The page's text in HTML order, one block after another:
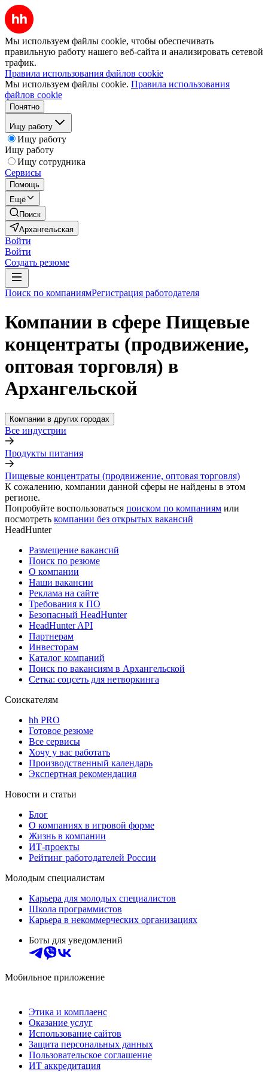
Мы используем файлы cookie, чтобы обеспечивать
правильную работу нашего веб-сайта и анализировать сетевой
трафик.
Правила использования файлов cookie
Мы используем файлы cookie. Правила использования
файлов cookie
Понятно
Ищу работу
Ищу работу
Ищу работу
Ищу сотрудника
Сервисы
Помощь
Ещё
Поиск
Архангельская
Войти
Войти
Создать резюме
Поиск по компаниямРегистрация работодателя
Компании в сфере Пищевые
концентраты (продвижение,
оптовая торговля) в
Архангельской
Компании в других городах
Все индустрии
Продукты питания
Пищевые концентраты (продвижение, оптовая торговля)
К сожалению, компании данной сферы не найдены в этом
регионе.
Попробуйте воспользоваться поиском по компаниям или
посмотреть компании без открытых вакансий
HeadHunter
Размещение вакансий
Поиск по резюме
О компании
Наши вакансии
Реклама на сайте
Требования к ПО
Безопасный HeadHunter
HeadHunter API
Партнерам
Инвесторам
Каталог компаний
Поиск по вакансиям в Архангельской
Сетка: соцсеть для нетворкинга
Соискателям
hh PRO
Готовое резюме
Все сервисы
Хочу у вас работать
Производственный календарь
Экспертная рекомендация
Новости и статьи
Блог
О компаниях в игровой форме
Жизнь в компании
ИТ-проекты
Рейтинг работодателей России
Молодым специалистам
Карьера для молодых специалистов
Школа программистов
Карьера в некоммерческих организациях
Боты для уведомлений
Мобильное приложение
Этика и комплаенс
Оказание услуг
Использование сайтов
Защита персональных данных
Пользовательское соглашение
ИТ аккредитация